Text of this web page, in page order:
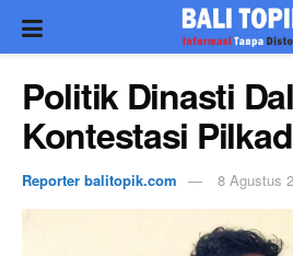
Politik Dinasti
Kontestasi
Reporter balitopik.com 8 Agustus